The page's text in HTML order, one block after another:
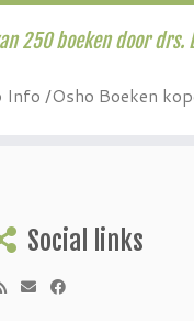
250 boeken door drs.
Info /Osho Boeken
Social links